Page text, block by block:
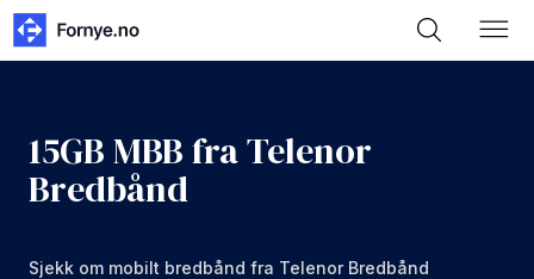
15GB MBB fra Telenor
Bredbånd
Sjekk om mobilt bredbånd fra Telenor Bredbånd